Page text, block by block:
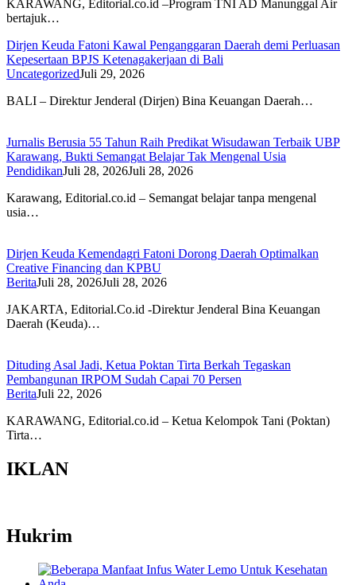
KARAWANG, Editorial.co.id –Program TNI AD Manunggal Air
bertajuk…
Dirjen Keuda Fatoni Kawal Penganggaran Daerah demi Perluasan
Kepesertaan BPJS Ketenagakerjaan di Bali
UncategorizedJuli 29, 2026
BALI – Direktur Jenderal (Dirjen) Bina Keuangan Daerah…
Jurnalis Berusia 55 Tahun Raih Predikat Wisudawan Terbaik UBP
Karawang, Bukti Semangat Belajar Tak Mengenal Usia
PendidikanJuli 28, 2026Juli 28, 2026
Karawang, Editorial.co.id – Semangat belajar tanpa mengenal
usia…
Dirjen Keuda Kemendagri Fatoni Dorong Daerah Optimalkan
Creative Financing dan KPBU
BeritaJuli 28, 2026Juli 28, 2026
JAKARTA, Editorial.Co.id -Direktur Jenderal Bina Keuangan
Daerah (Keuda)…
Dituding Asal Jadi, Ketua Poktan Tirta Berkah Tegaskan
Pembangunan IRPOM Sudah Capai 70 Persen
BeritaJuli 22, 2026
KARAWANG, Editorial.co.id – Ketua Kelompok Tani (Poktan)
Tirta…
IKLAN
Hukrim